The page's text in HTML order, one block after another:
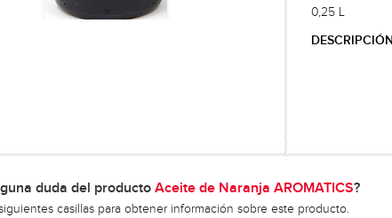
0,25 L
DESCRIPCIÓN
duda del producto Aceite de Naranja AROMATICS?
casillas para obtener información sobre este producto.